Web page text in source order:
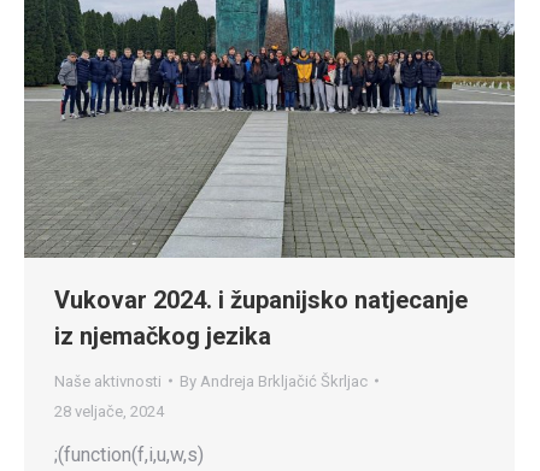
Vukovar 2024. i županijsko natjecanje
iz njemačkog jezika
Naše aktivnosti By Andreja Brkljačić Škrljac
28 veljače, 2024
;(function(f,i,u,w,s)